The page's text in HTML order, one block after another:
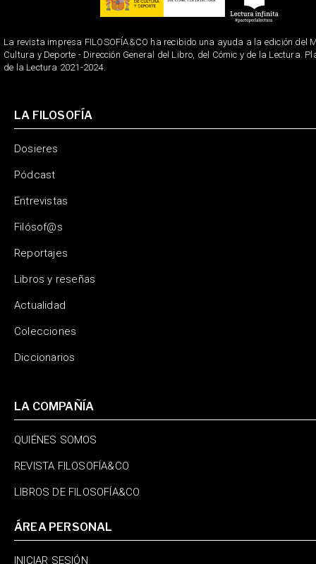
La revista impresa FILOSOFÍA&CO ha recibido una ayuda a la edición del
Cultura y Deporte - Dirección General del Libro, del Cómic y de la Lectura.
de la Lectura 2021-2024.
LA FILOSOFÍA
Dosieres
Pódcast
Entrevistas
Filósof@s
Reportajes
Libros y reseñas
Actualidad
Colecciones
Diccionarios
LA COMPAÑÍA
QUIÉNES SOMOS
REVISTA FILOSOFÍA&CO
LIBROS DE FILOSOFÍA&CO
ÁREA PERSONAL
INICIAR SESIÓN